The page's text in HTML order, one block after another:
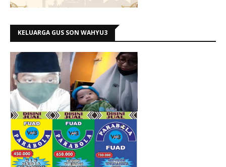
KELUARGA GUS SON WAHYU3